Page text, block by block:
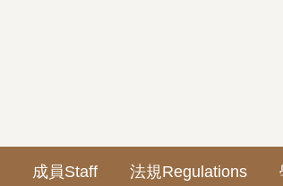
成員Staff 法規Regulations